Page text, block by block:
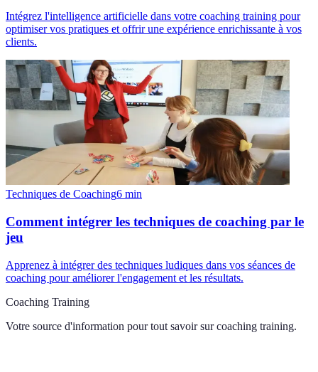
Intégrez l'intelligence artificielle dans votre coaching training pour
optimiser vos pratiques et offrir une expérience enrichissante à vos
clients.
Techniques de Coaching6 min
Comment intégrer les techniques de coaching par le
jeu
Apprenez à intégrer des techniques ludiques dans vos séances de
coaching pour améliorer l'engagement et les résultats.
Coaching Training
Votre source d'information pour tout savoir sur coaching training.